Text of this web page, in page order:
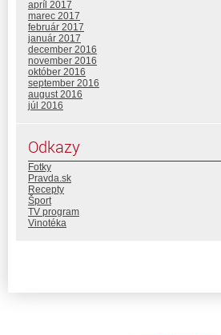
apríl 2017
marec 2017
február 2017
január 2017
december 2016
november 2016
október 2016
september 2016
august 2016
júl 2016
Odkazy
Fotky
Pravda.sk
Recepty
Šport
TV program
Vinotéka